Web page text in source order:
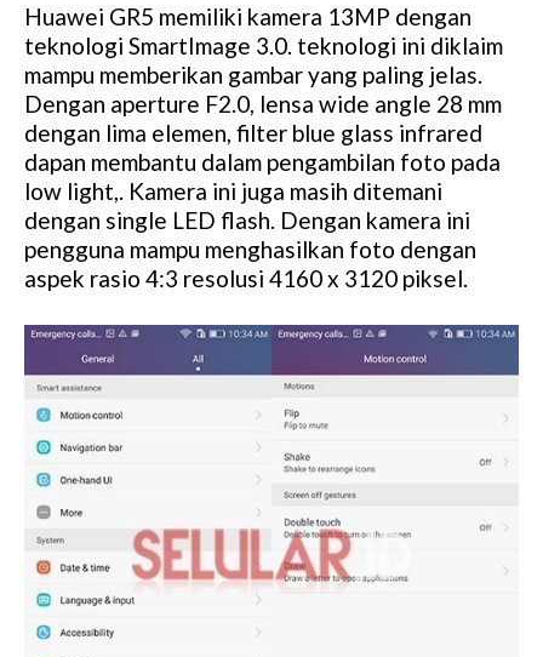
Huawei GR5 memiliki kamera 13MP dengan
teknologi SmartImage 3.0. teknologi ini diklaim
mampu memberikan gambar yang paling jelas.
Dengan aperture F2.0, lensa wide angle 28 mm
dengan lima elemen, filter blue glass infrared
dapan membantu dalam pengambilan foto pada
low light,. Kamera ini juga masih ditemani
dengan single LED flash. Dengan kamera ini
pengguna mampu menghasilkan foto dengan
aspek rasio 4:3 resolusi 4160 x 3120 piksel.